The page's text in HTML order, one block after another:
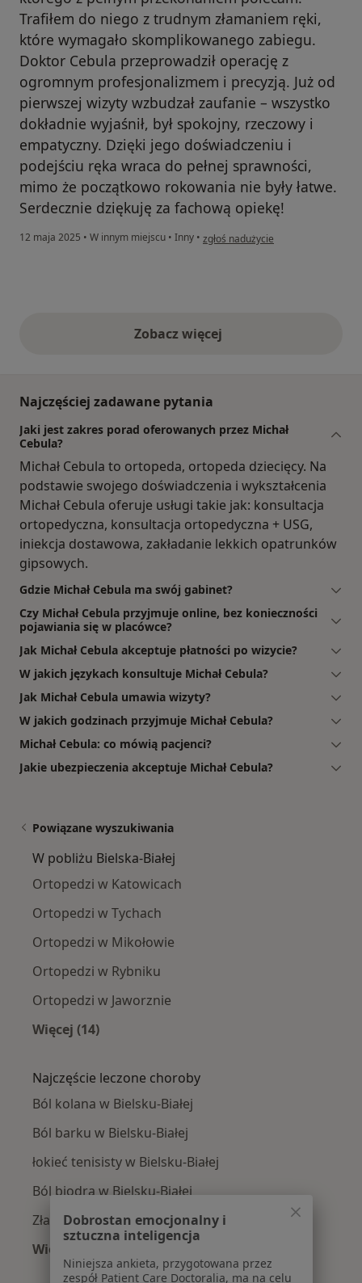
Trafiłem do niego z trudnym złamaniem ręki,
które wymagało skomplikowanego zabiegu.
Doktor Cebula przeprowadził operację z
ogromnym profesjonalizmem i precyzją. Już od
pierwszej wizyty wzbudzał zaufanie – wszystko
dokładnie wyjaśnił, był spokojny, rzeczowy i
empatyczny. Dzięki jego doświadczeniu i
podejściu ręka wraca do pełnej sprawności,
mimo że początkowo rokowania nie były łatwe.
Serdecznie dziękuję za fachową opiekę!
12 maja 2025 • W innym miejscu • Inny • w opinii użytkownika Sławek
zgłoś nadużycie
Zobacz więcejopinie powyżej
Najczęściej zadawane pytania
Jaki jest zakres porad oferowanych przez Michał
Cebula?
Michał Cebula to ortopeda, ortopeda dziecięcy. Na
podstawie swojego doświadczenia i wykształcenia
Michał Cebula oferuje usługi takie jak: konsultacja
ortopedyczna, konsultacja ortopedyczna + USG,
iniekcja dostawowa, zakładanie lekkich opatrunków
gipsowych.
Gdzie Michał Cebula ma swój gabinet?
Czy Michał Cebula przyjmuje online, bez konieczności
pojawiania się w placówce?
Jak Michał Cebula akceptuje płatności po wizycie?
W jakich językach konsultuje Michał Cebula?
Jak Michał Cebula umawia wizyty?
W jakich godzinach przyjmuje Michał Cebula?
Michał Cebula: co mówią pacjenci?
Jakie ubezpieczenia akceptuje Michał Cebula?
Powiązane wyszukiwania
W pobliżu Bielska-Białej
Ortopedzi w Katowicach
Ortopedzi w Tychach
Ortopedzi w Mikołowie
Ortopedzi w Rybniku
Ortopedzi w Jaworznie
Więcej (14)
Najczęście leczone choroby
Ból kolana w Bielsku-Białej
Ból barku w Bielsku-Białej
łokieć tenisisty w Bielsku-Białej
Ból biodra w Bielsku-Białej
Złamania w Bielsku-Białej
Więcej (15)
Więcej w kategorii: Najczęście leczone
Dobrostan emocjonalny i
sztuczna inteligencja
Niniejsza ankieta, przygotowana przez
zespół Patient Care Doctoralia, ma na celu